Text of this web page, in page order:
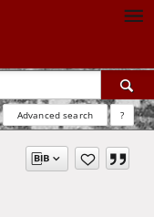
Advanced search ?